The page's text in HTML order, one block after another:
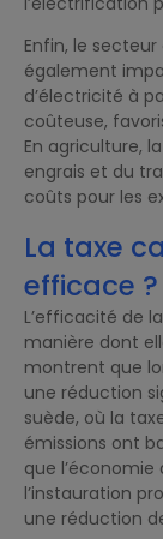
Enfin, le secteur
également
d’électricité à
coûteuse,
En agriculture,
engrais et du
coûts pour les
La taxe
efficace ?
L’efficacité de
manière dont
montrent que
une réduction
suède, où la
émissions ont
que
l’instauration
une réduction